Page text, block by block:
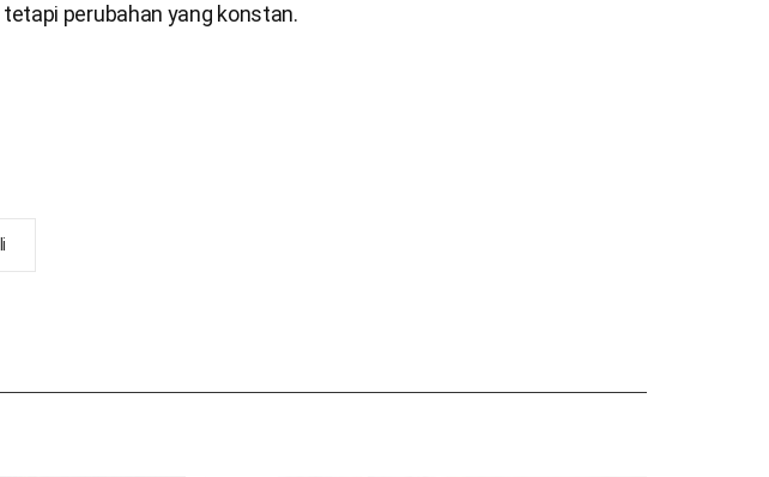
perubahan yang konstan.